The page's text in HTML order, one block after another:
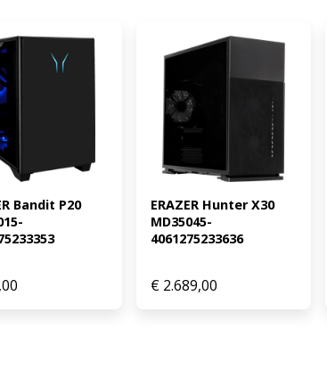
Bandit P20
ERAZER Hunter X30
MD35045-
4061275233636
€2.689,00